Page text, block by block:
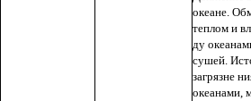
океане.
теплом и
ду
сушей.
загрязне
океанами,